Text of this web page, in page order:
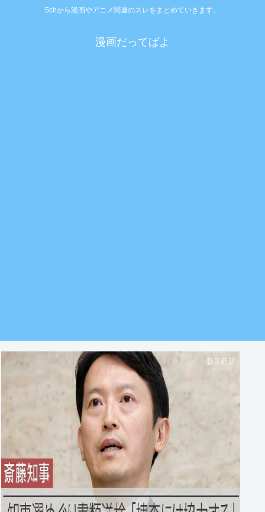
5chから漫画やアニメ関連のスレをまとめていきます。
漫画だってばよ